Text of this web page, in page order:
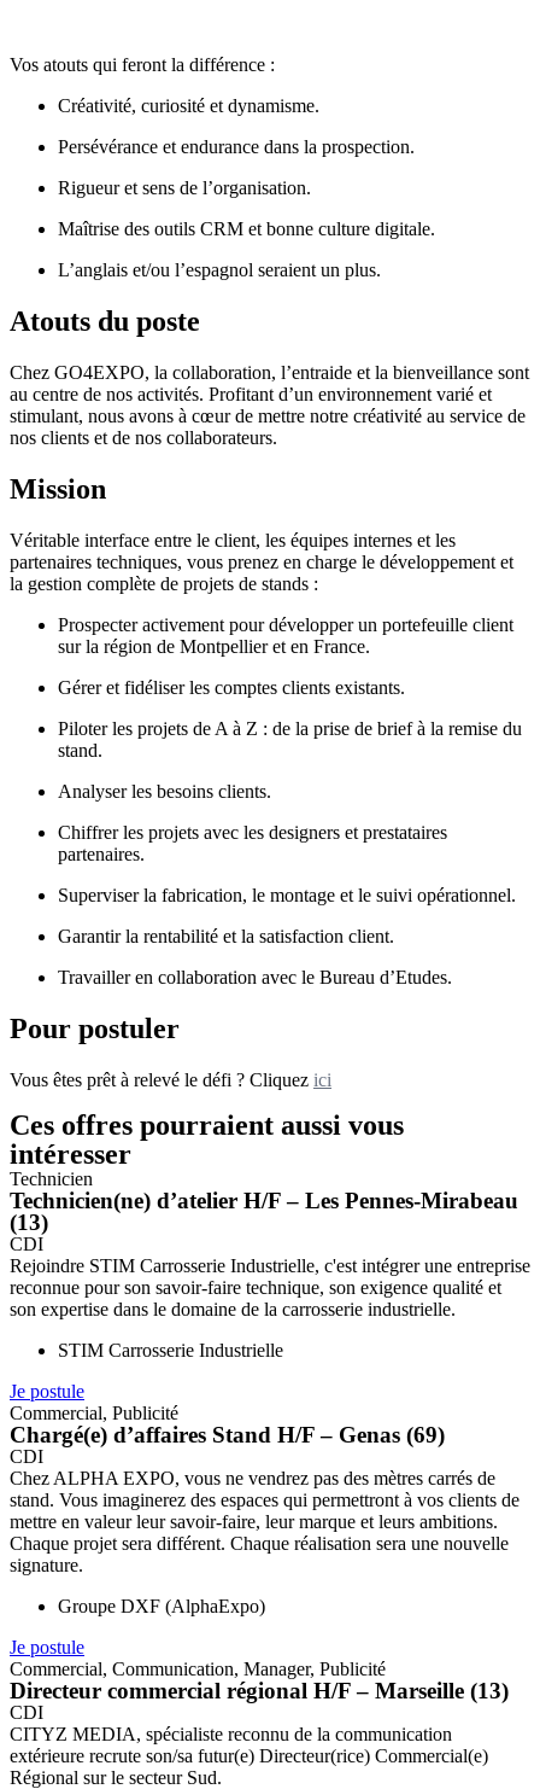
Vos atouts qui feront la différence :
Créativité, curiosité et dynamisme.
Persévérance et endurance dans la prospection.
Rigueur et sens de l’organisation.
Maîtrise des outils CRM et bonne culture digitale.
L’anglais et/ou l’espagnol seraient un plus.
Atouts du poste
Chez GO4EXPO, la collaboration, l’entraide et la bienveillance sont
au centre de nos activités. Profitant d’un environnement varié et
stimulant, nous avons à cœur de mettre notre créativité au service de
nos clients et de nos collaborateurs.
Mission
Véritable interface entre le client, les équipes internes et les
partenaires techniques, vous prenez en charge le développement et
la gestion complète de projets de stands :
Prospecter activement pour développer un portefeuille client
sur la région de Montpellier et en France.
Gérer et fidéliser les comptes clients existants.
Piloter les projets de A à Z : de la prise de brief à la remise du
stand.
Analyser les besoins clients.
Chiffrer les projets avec les designers et prestataires
partenaires.
Superviser la fabrication, le montage et le suivi opérationnel.
Garantir la rentabilité et la satisfaction client.
Travailler en collaboration avec le Bureau d’Etudes.
Pour postuler
Vous êtes prêt à relevé le défi ? Cliquez ici
Ces offres pourraient aussi vous
intéresser
Technicien
Technicien(ne) d’atelier H/F – Les Pennes-Mirabeau
(13)
CDI
Rejoindre STIM Carrosserie Industrielle, c'est intégrer une entreprise
reconnue pour son savoir-faire technique, son exigence qualité et
son expertise dans le domaine de la carrosserie industrielle.
STIM Carrosserie Industrielle
Je postule
Commercial, Publicité
Chargé(e) d’affaires Stand H/F – Genas (69)
CDI
Chez ALPHA EXPO, vous ne vendrez pas des mètres carrés de
stand. Vous imaginerez des espaces qui permettront à vos clients de
mettre en valeur leur savoir-faire, leur marque et leurs ambitions.
Chaque projet sera différent. Chaque réalisation sera une nouvelle
signature.
Groupe DXF (AlphaExpo)
Je postule
Commercial, Communication, Manager, Publicité
Directeur commercial régional H/F – Marseille (13)
CDI
CITYZ MEDIA, spécialiste reconnu de la communication
extérieure recrute son/sa futur(e) Directeur(rice) Commercial(e)
Régional sur le secteur Sud.